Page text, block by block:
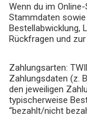
Wenn du im
Stammdaten
Bestellabwicklung,
Rückfragen und
Zahlungsarten:
Zahlungsdaten (z.
den jeweiligen
typischerweise
“bezahlt/nicht